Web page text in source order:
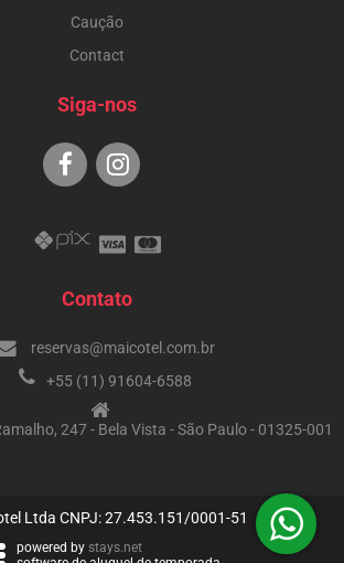
Caução
Contact
Siga-nos
Contato
reservas@maicotel.com.br
+55 (11) 91604-6588
247 - Bela Vista - São Paulo - 01325-001
Ltda CNPJ: 27.453.151/0001-51
powered by stays.net